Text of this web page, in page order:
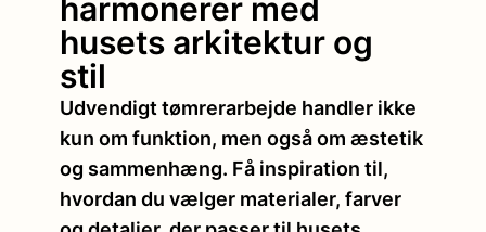
harmonerer med
husets arkitektur og
stil
Udvendigt tømrerarbejde handler ikke
kun om funktion, men også om æstetik
og sammenhæng. Få inspiration til,
hvordan du vælger materialer, farver